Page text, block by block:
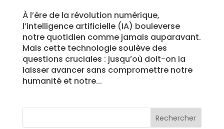
À l’ère de la révolution numérique,
l’intelligence artificielle (IA) bouleverse
notre quotidien comme jamais auparavant.
Mais cette technologie soulève des
questions cruciales : jusqu’où doit-on la
laisser avancer sans compromettre notre
humanité et notre...
Rechercher